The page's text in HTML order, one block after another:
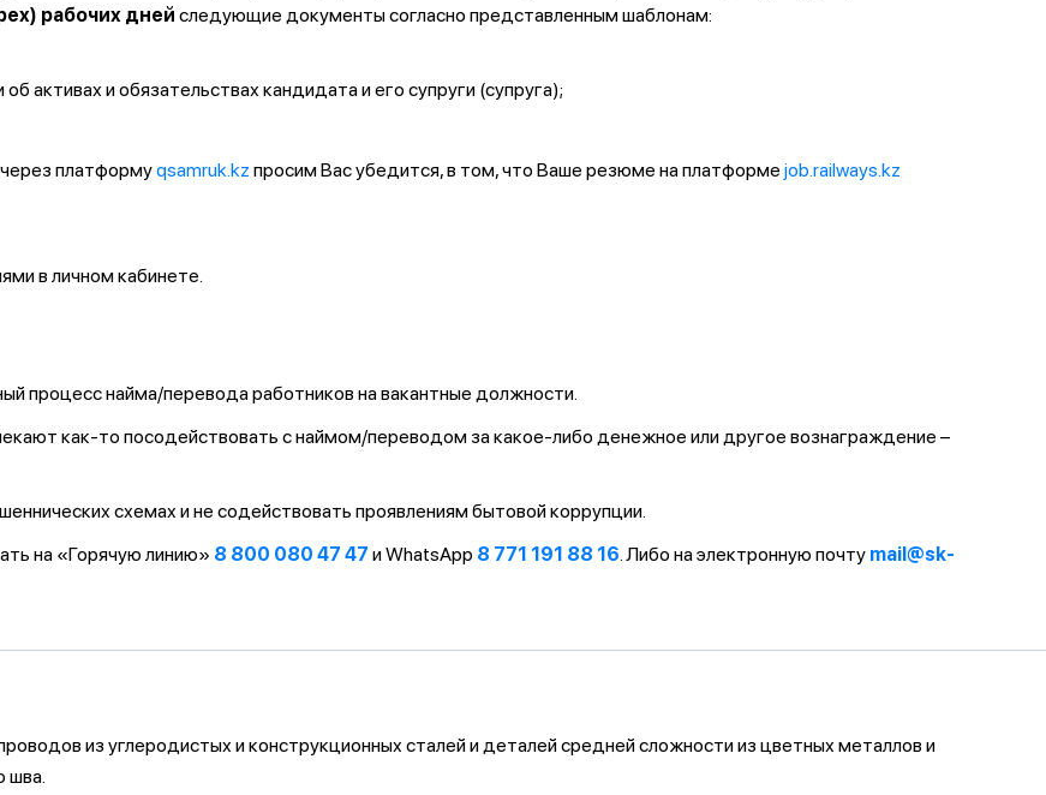
рабочих дней следующие документы согласно представленным шаблонам:
активах и обязательствах кандидата и его супруги (супруга);
платформуqsamruk.kz просим Вас убедится, в том, что Ваше резюме на платформе job.railways.kz
в личном кабинете.
процесс найма/перевода работников на вакантные должности.
как-то посодействовать с наймом/переводом за какое-либо денежное или другое вознаграждение –
схемах и не содействовать проявлениям бытовой коррупции.
на «Горячую линию» 8 800 080 47 47 и WhatsApp 8 771 191 88 16. Либо на электронную почту mail@sk-
из углеродистых и конструкционных сталей и деталей средней сложности из цветных металлов и
шва.